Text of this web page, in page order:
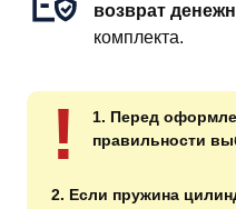
возврат
комплекта.
!
1. Перед
правильности
2. Если пружина